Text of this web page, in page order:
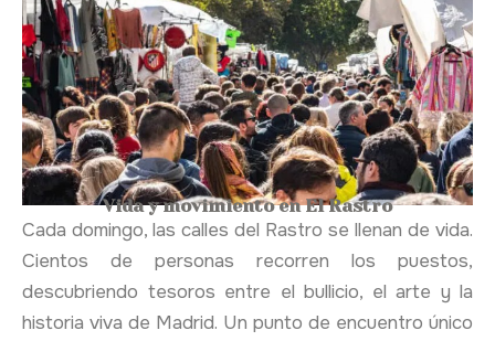
Vida y movimiento en El Rastro
Cada domingo, las calles del Rastro se llenan de vida.
Cientos de personas recorren los puestos,
descubriendo tesoros entre el bullicio, el arte y la
historia viva de Madrid. Un punto de encuentro único